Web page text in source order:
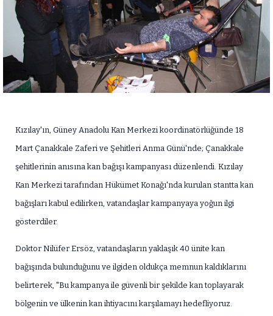
Kızılay'ın, Güney Anadolu Kan Merkezi koordinatörlüğünde 18
Mart Çanakkale Zaferi ve Şehitleri Anma Günü'nde; Çanakkale
şehitlerinin anısına kan bağışı kampanyası düzenlendi. Kızılay
Kan Merkezi tarafından Hükümet Konağı'nda kurulan stantta kan
bağışları kabul edilirken, vatandaşlar kampanyaya yoğun ilgi
gösterdiler.
Doktor Nilüfer Ersöz, vatandaşların yaklaşık 40 ünite kan
bağışında bulunduğunu ve ilgiden oldukça memnun kaldıklarını
belirterek, "Bu kampanya ile güvenli bir şekilde kan toplayarak
bölgenin ve ülkenin kan ihtiyacını karşılamayı hedefliyoruz.